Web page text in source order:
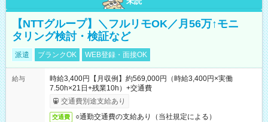
【NTTグループ】＼フルリモOK／月56万↑モニ
タリング検討・検証など
派遣 ブランクOK WEB登録・面接OK
給与
時給3,400円【月収例】約569,000円（時給3,400円×実働
7.50h×21日+残業10h）+交通費
交通費別途支給あり
交通費 ○通勤交通費の支給あり（当社規定による）